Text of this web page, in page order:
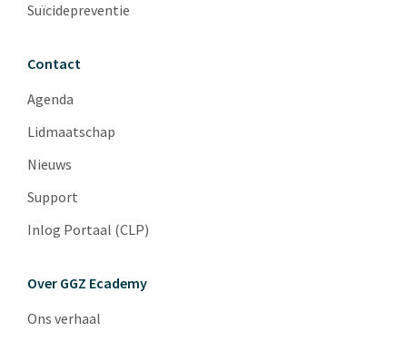
Suïcidepreventie
Contact
Agenda
Lidmaatschap
Nieuws
Support
Inlog Portaal (CLP)
Over GGZ Ecademy
Ons verhaal